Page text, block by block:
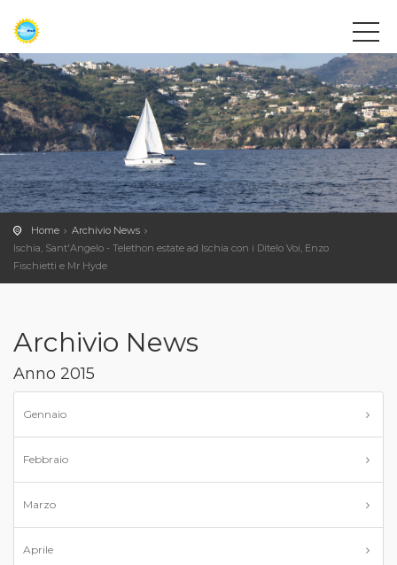
Home
Archivio News
Ischia, Sant'Angelo - Telethon estate ad Ischia con i Ditelo Voi, Enzo
Fischietti e Mr Hyde
Archivio News
Anno 2015
Gennaio
Febbraio
Marzo
Aprile